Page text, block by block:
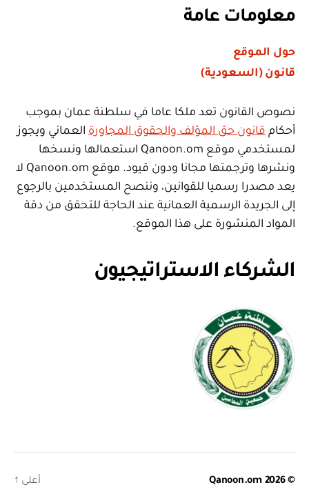
معلومات عامة
حول الموقع
قانون (السعودية)
نصوص القانون تعد ملكا عاما في سلطنة عمان بموجب
أحكام قانون حق المؤلف والحقوق المجاورة العماني ويجوز
لمستخدمي موقع Qanoon.om استعمالها ونسخها
ونشرها وترجمتها مجانا ودون قيود. موقع Qanoon.om لا
يعد مصدرا رسميا للقوانين، وننصح المستخدمين بالرجوع
إلى الجريدة الرسمية العمانية عند الحاجة للتحقق من دقة
المواد المنشورة على هذا الموقع.
الشركاء الاستراتيجيون
© 2026
Qanoon.om أعلى ↑